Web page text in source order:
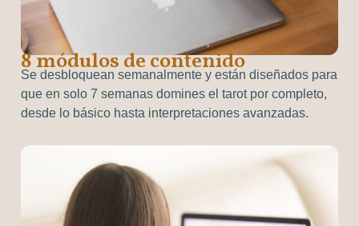
8 módulos de contenido
Se desbloquean semanalmente y están diseñados para
que en solo 7 semanas domines el tarot por completo,
desde lo básico hasta interpretaciones avanzadas.